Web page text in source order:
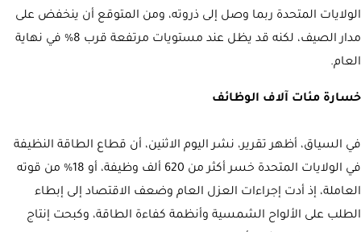
الولايات المتحدة ربما وصل إلى ذروته، ومن المتوقع أن ينخفض على
مدار الصيف، لكنه قد يظل عند مستويات مرتفعة قرب 8% في نهاية
العام.
خسارة مئات آلاف الوظائف
في السياق، أظهر تقرير، نشر اليوم الاثنين، أن قطاع الطاقة النظيفة
في الولايات المتحدة خسر أكثر من 620 ألف وظيفة، أو 18% من قوته
العاملة، إذ أدت إجراءات العزل العام وضعف الاقتصاد إلى إبطاء
الطلب على الألواح الشمسية وأنظمة كفاءة الطاقة، وكبحت إنتاج